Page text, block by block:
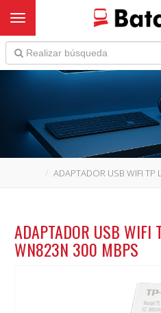
Toggle navigation
ADAPTADOR USB WIFI
ADAPTADOR USB WIFI
WN823N 300 MBPS